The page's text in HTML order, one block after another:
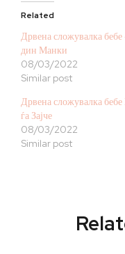
Related
Дрвена сложувалка
дин Манки
08/03/2022
Similar post
Дрвена сложувалка
ѓа Зајче
08/03/2022
Similar post